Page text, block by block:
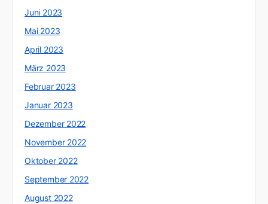
Juni 2023
Mai 2023
April 2023
März 2023
Februar 2023
Januar 2023
Dezember 2022
November 2022
Oktober 2022
September 2022
August 2022